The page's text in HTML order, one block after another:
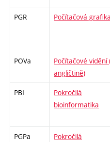
PGR Počítačová grafika
POVa
Počítačové vidění
angličtině)
PBI
Pokročilá
bioinformatika
PGPa
Pokročilá